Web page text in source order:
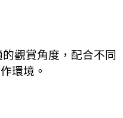
觀賞角度，配合不同
環境。